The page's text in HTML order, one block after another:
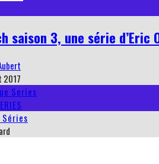
saison 3, une série
2017
Series
Séries